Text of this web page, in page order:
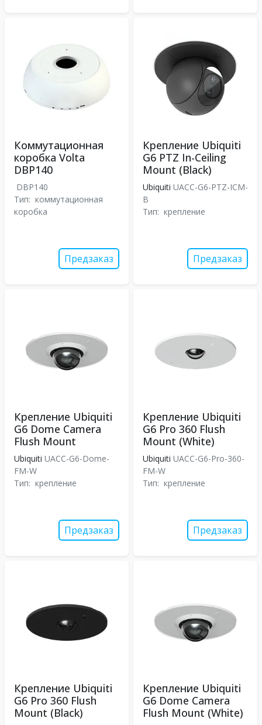
Коммутационная
коробка Volta
DBP140
DBP140
Тип: коммутационная
коробка
Предзаказ
Крепление Ubiquiti
G6 PTZ In-Ceiling
Mount (Black)
Ubiquiti UACC-G6-PTZ-ICM-
B
Тип: крепление
Предзаказ
Крепление Ubiquiti
G6 Dome Camera
Flush Mount
Ubiquiti UACC-G6-Dome-
FM-W
Тип: крепление
Предзаказ
Крепление Ubiquiti
G6 Pro 360 Flush
Mount (White)
Ubiquiti UACC-G6-Pro-360-
FM-W
Тип: крепление
Предзаказ
Крепление Ubiquiti
G6 Pro 360 Flush
Mount (Black)
Крепление Ubiquiti
G6 Dome Camera
Flush Mount (White)